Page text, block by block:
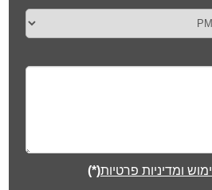
ומדיניות פרטיות(*)